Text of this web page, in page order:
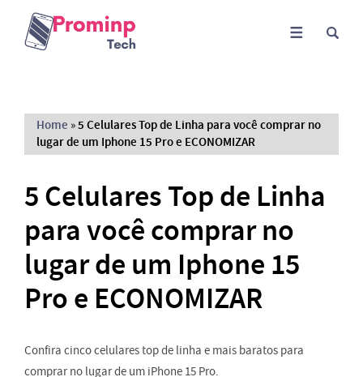
Home »5 Celulares Top de Linha para você comprar no
lugar de um Iphone 15 Pro e ECONOMIZAR
5 Celulares Top de Linha
para você comprar no
lugar de um Iphone 15
Pro e ECONOMIZAR
Confira cinco celulares top de linha e mais baratos para
comprar no lugar de um iPhone 15 Pro.